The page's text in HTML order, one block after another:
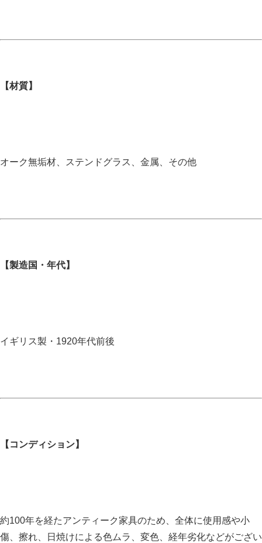
【材質】
オーク無垢材、ステンドグラス、金属、その他
【製造国・年代】
イギリス製・1920年代前後
【コンディション】
約100年を経たアンティーク家具のため、全体に使用感や小
傷、擦れ、日焼けによる色ムラ、変色、経年劣化などがござい